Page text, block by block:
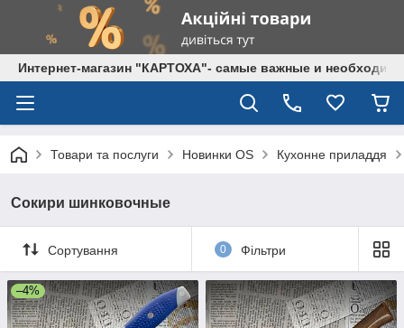
Интернет-магазин "КАРТОХА"- самые важные и
Товари та послуги Новинки OS Кухонне приладдя
Сокири шинковочные
Сортування 0 Фільтри
–4%